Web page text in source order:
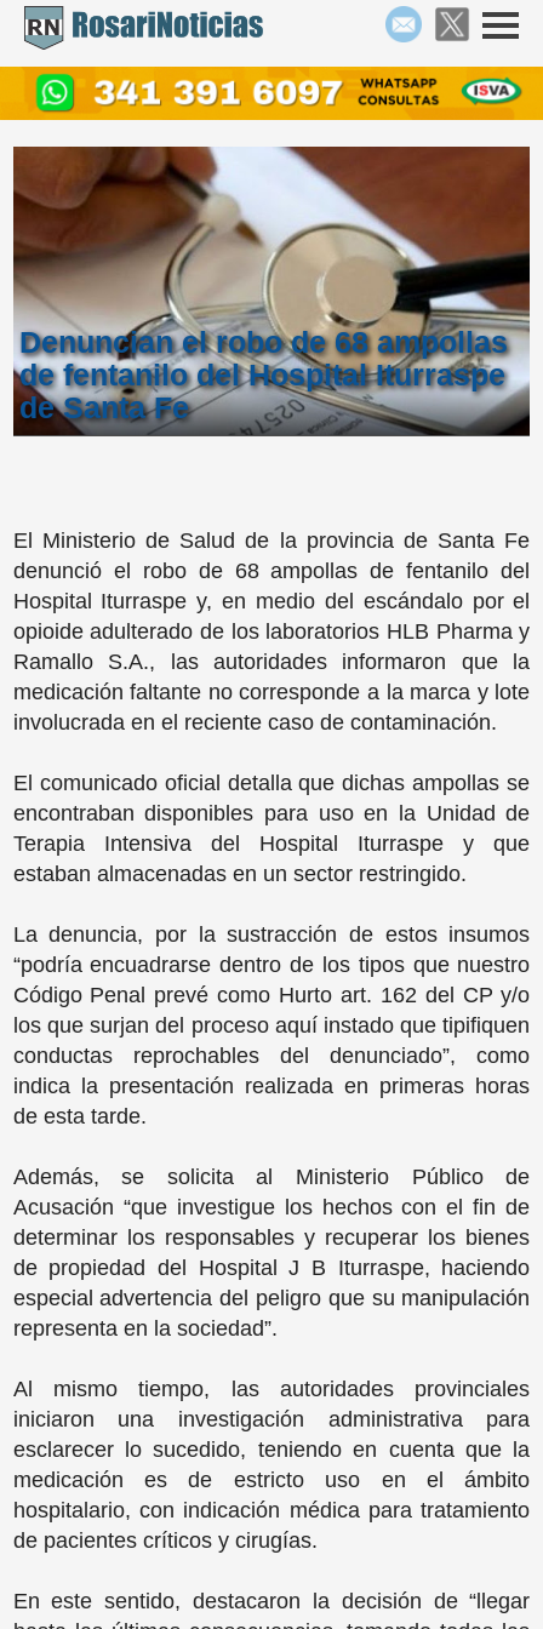
Denuncian el robo de 68 ampollas
de fentanilo del Hospital Iturraspe
de Santa Fe
El Ministerio de Salud de la provincia de Santa Fe
denunció el robo de 68 ampollas de fentanilo del
Hospital Iturraspe y, en medio del escándalo por el
opioide adulterado de los laboratorios HLB Pharma y
Ramallo S.A., las autoridades informaron que la
medicación faltante no corresponde a la marca y lote
involucrada en el reciente caso de contaminación.
El comunicado oficial detalla que dichas ampollas se
encontraban disponibles para uso en la Unidad de
Terapia Intensiva del Hospital Iturraspe y que
estaban almacenadas en un sector restringido.
La denuncia, por la sustracción de estos insumos
“podría encuadrarse dentro de los tipos que nuestro
Código Penal prevé como Hurto art. 162 del CP y/o
los que surjan del proceso aquí instado que tipifiquen
conductas reprochables del denunciado”, como
indica la presentación realizada en primeras horas
de esta tarde.
Además, se solicita al Ministerio Público de
Acusación “que investigue los hechos con el fin de
determinar los responsables y recuperar los bienes
de propiedad del Hospital J B Iturraspe, haciendo
especial advertencia del peligro que su manipulación
representa en la sociedad”.
Al mismo tiempo, las autoridades provinciales
iniciaron una investigación administrativa para
esclarecer lo sucedido, teniendo en cuenta que la
medicación es de estricto uso en el ámbito
hospitalario, con indicación médica para tratamiento
de pacientes críticos y cirugías.
En este sentido, destacaron la decisión de “llegar